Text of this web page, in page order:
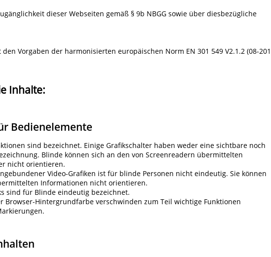
dieser Webseiten gemäß § 9b NBGG sowie über diesbezügliche
Vorgaben der harmonisierten europäischen Norm EN 301 549 V2.1.2 (08-
Inhalte:
Bedienelemente
sind bezeichnet. Einige Grafikschalter haben weder eine sichtbare noch
Blinde können sich an den von Screenreadern übermittelten
nicht orientieren.
Video-Grafiken ist für blinde Personen nicht eindeutig. Sie können
Informationen nicht orientieren.
sind für Blinde eindeutig bezeichnet.
Browser-Hintergrundfarbe verschwinden zum Teil wichtige Funktionen